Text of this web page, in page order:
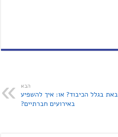
הבא
באת בגלל הכיבוד? או: איך להשפיע
באירועים חברתיים?